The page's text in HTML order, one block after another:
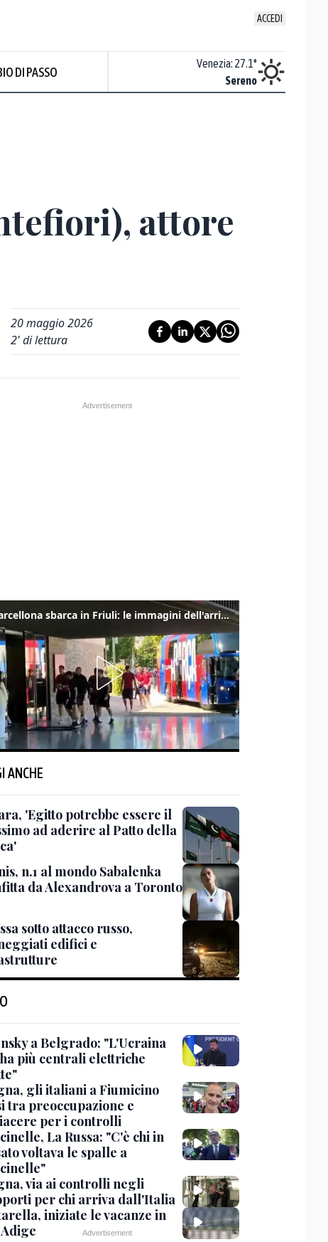
ACCEDI
DI PASSO
Sereno
Venezia: 27.1°
Sereno
attore
20 maggio 2026
2' di lettura
Il Barcellona sbarca in Friuli: le immagini dell'arrivo in albergo
ANCHE
'Egitto potrebbe essere il
ad aderire al Patto della
n.1 al mondo Sabalenka
da Alexandrova a Toronto
sotto attacco russo,
edifici e
a Belgrado: "L'Ucraina
più centrali elettriche
gli italiani a Fiumicino
tra preoccupazione e
per i controlli
La Russa: "C'è chi in
voltava le spalle a
via ai controlli negli
per chi arriva dall'Italia
iniziate le vacanze in